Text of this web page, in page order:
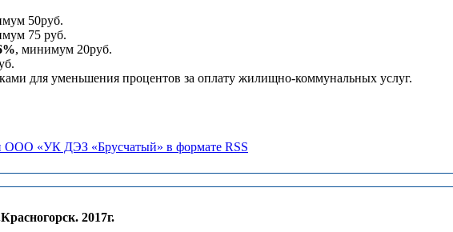
50руб.
75 руб.
, минимум 20руб.
для уменьшения процентов за оплату жилищно-коммунальных услуг.
ООО «УК ДЭЗ «Брусчатый» в формате RSS
2017г.